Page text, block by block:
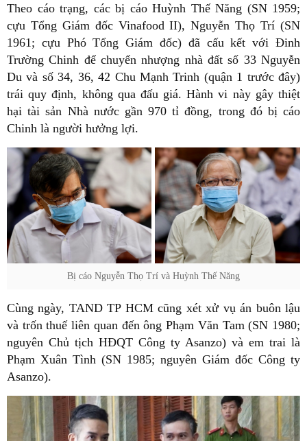
Theo cáo trạng, các bị cáo Huỳnh Thế Năng (SN 1959;
cựu Tổng Giám đốc Vinafood II), Nguyễn Thọ Trí (SN
1961; cựu Phó Tổng Giám đốc) đã cấu kết với Đinh
Trường Chinh để chuyển nhượng nhà đất số 33 Nguyễn
Du và số 34, 36, 42 Chu Mạnh Trinh (quận 1 trước đây)
trái quy định, không qua đấu giá. Hành vi này gây thiệt
hại tài sản Nhà nước gần 970 tỉ đồng, trong đó bị cáo
Chinh là người hưởng lợi.
Bị cáo Nguyễn Thọ Trí và Huỳnh Thế Năng
Cùng ngày, TAND TP HCM cũng xét xử vụ án buôn lậu
và trốn thuế liên quan đến ông Phạm Văn Tam (SN 1980;
nguyên Chủ tịch HĐQT Công ty Asanzo) và em trai là
Phạm Xuân Tình (SN 1985; nguyên Giám đốc Công ty
Asanzo).